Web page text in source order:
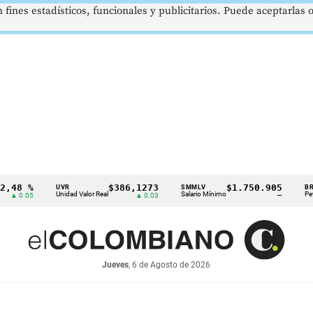
UVR
Unidad Valor Real
$386,1273 SMMLV
Salario Mínimo
$1.750.905
Petróleo
Jueves, 6 de Agosto de 2026
estadísticos, funcionales y publicitarios. Puede aceptarlas